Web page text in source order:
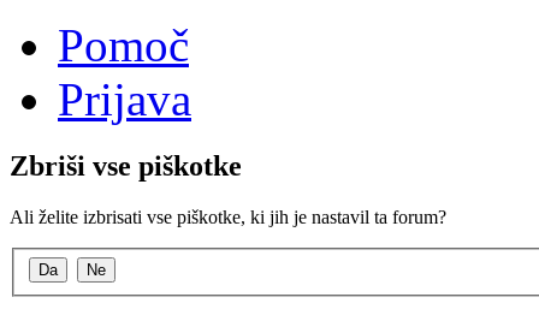
Pomoč
Prijava
Zbriši vse piškotke
Ali želite izbrisati vse piškotke, ki jih je nastavil ta forum?